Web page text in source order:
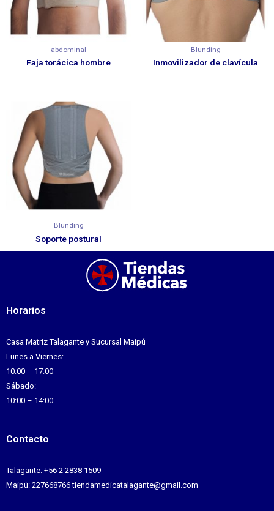
abdominal
Faja torácica hombre
Blunding
Inmovilizador de clavícula
Blunding
Soporte postural
Horarios
Casa Matriz Talagante y Sucursal Maipú
Lunes a Viernes:
10:00 – 17:00
Sábado:
10:00 – 14:00
Contacto
Talagante: +56 2 2838 1509
Maipú: 227668766 tiendamedicatalagante@gmail.com